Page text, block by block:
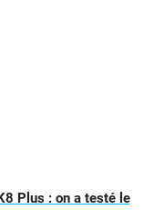
Plus : on a testé le